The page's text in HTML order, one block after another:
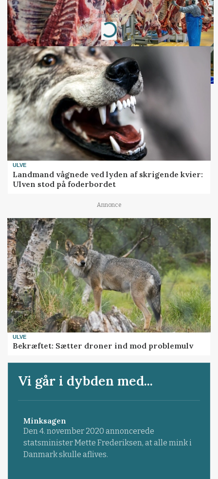
Annonce
Loading...
ULVE
Landmand vågnede ved lyden af skrigende kvier:
Ulven stod på foderbordet
Annonce
ULVE
Bekræftet: Sætter droner ind mod problemulv
Vi går i dybden med...
Minksagen
Den 4. november 2020 annoncerede
statsminister Mette Frederiksen, at alle mink i
Danmark skulle aflives.